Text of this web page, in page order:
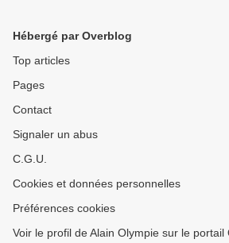
Hébergé par Overblog
Top articles
Pages
Contact
Signaler un abus
C.G.U.
Cookies et données personnelles
Préférences cookies
Voir le profil de Alain Olympie sur le portail